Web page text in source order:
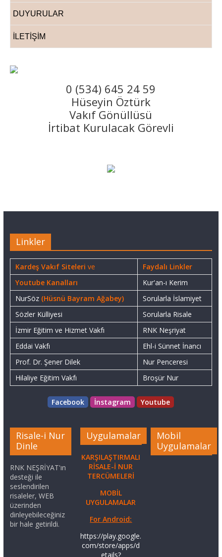
DUYURULAR
İLETİŞİM
0 (534) 645 24 59
Hüseyin Öztürk
Vakıf Gönüllüsü
İrtibat Kurulacak Görevli
Linkler
Kardeş Vakıf Siteleri ve
Faydalı Linkler
Youtube Kanalları
Kur'an-ı Kerim
NurSöz (Hüsnü Bayram Ağabey)
Sorularla İslamiyet
Sözler Külliyesi
Sorularla Risale
İzmir Eğitim ve Hizmet Vakfı
RNK Neşriyat
Eddai Vakfı
Ehl-i Sünnet İnancı
Prof. Dr. Şener Dilek
Nur Penceresi
Hilaliye Eğitim Vakfı
Broşür Nur
Facebook İnstagram Youtube
Risale-i Nur
Dinle
RNK NEŞRİYAT'ın
desteği ile
seslendirilen
risaleler, WEB
üzerinden
dinleyebileceğiniz
bir hale getirildi.
Uygulamalar
KARŞILAŞTIRMALI
RİSALE-İ NUR
TERCÜMELERİ
MOBİL
UYGULAMALAR
For Android:
https://play.google.
com/store/apps/d
etails?
Mobil
Uygulamalar